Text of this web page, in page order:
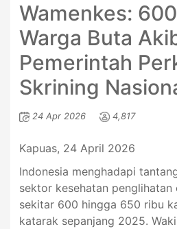
Wamenkes:
Warga Buta
Pemerintah
Skrining
24 Apr 2026 4,817
Kapuas, 24 April 2026
Indonesia menghadapi
sektor kesehatan penglihatan
sekitar 600 hingga 650 ribu
katarak sepanjang 2025.